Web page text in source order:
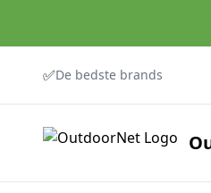
✅De bedste brands